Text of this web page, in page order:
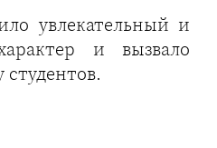
увлекательный и
и вызвало